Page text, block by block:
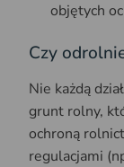
objętych
Czy
Nie każdą
grunt rolny,
ochroną
regulacjami